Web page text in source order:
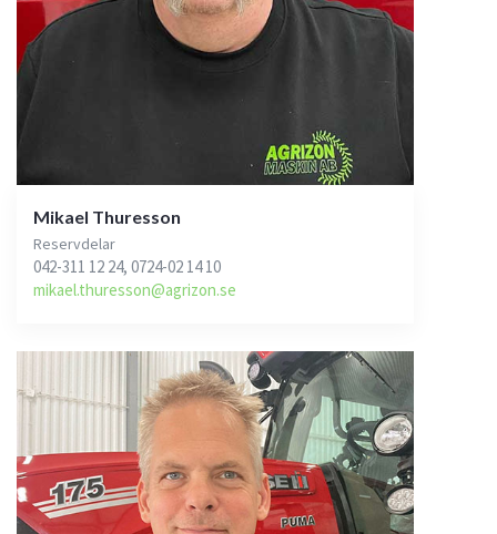
Mikael Thuresson
Reservdelar
042-311 12 24, 0724-02 14 10
mikael.thuresson@agrizon.se